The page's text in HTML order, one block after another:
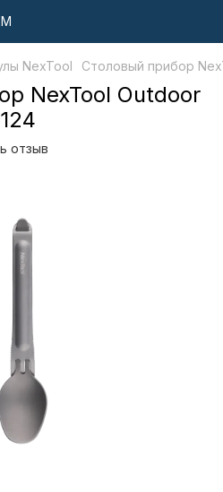
NexTool Столовый прибор
NexTool Outdoor
отзыв